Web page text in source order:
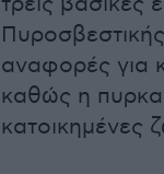
αναφορές για
καθώς η
κατοικημένες